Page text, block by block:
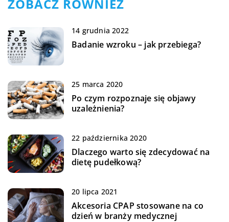
ZOBACZ RÓWNIEŻ
14 grudnia 2022
Badanie wzroku – jak przebiega?
25 marca 2020
Po czym rozpoznaje się objawy
uzależnienia?
22 października 2020
Dlaczego warto się zdecydować na
dietę pudełkową?
20 lipca 2021
Akcesoria CPAP stosowane na co
dzień w branży medycznej